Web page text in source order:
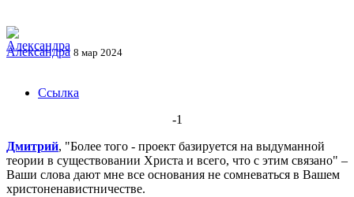
Александра 8 мар 2024
Ссылка
-1
Дмитрий, "Более того - проект базируется на выдуманной
теории в существовании Христа и всего, что с этим связано" –
Ваши слова дают мне все основания не сомневаться в Вашем
христоненавистничестве.